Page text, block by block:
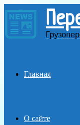
Menu
Главная
О сайте